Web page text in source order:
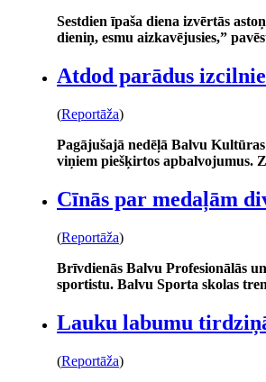
Sestdien īpaša diena izvērtās
dieniņ, esmu aizkavējusies,”
Atdod parādus
(Reportāža)
Pagājušajā nedēļā Balvu
viņiem piešķirtos apbalvojumus.
Cīnās par medaļām
(Reportāža)
Brīvdienās Balvu Profesionālās
sportistu. Balvu Sporta skolas
Lauku labumu
(Reportāža)